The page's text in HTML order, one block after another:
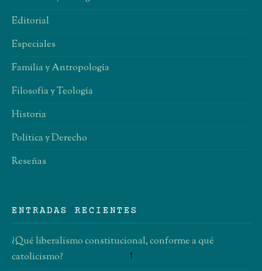
Editorial
Especiales
Familia y Antropología
Filosofía y Teología
Historia
Política y Derecho
Reseñas
ENTRADAS RECIENTES
¿Qué liberalismo constitucional, conforme a qué
catolicismo?
↑